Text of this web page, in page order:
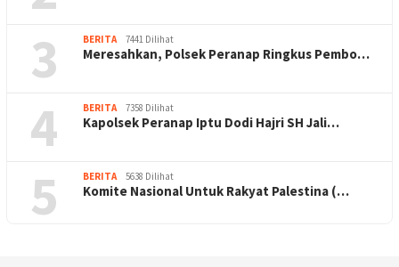
3 BERITA 7441 Dilihat
Meresahkan, Polsek Peranap Ringkus Pembo…
4 BERITA 7358 Dilihat
Kapolsek Peranap Iptu Dodi Hajri SH Jali…
5 BERITA 5638 Dilihat
Komite Nasional Untuk Rakyat Palestina (…